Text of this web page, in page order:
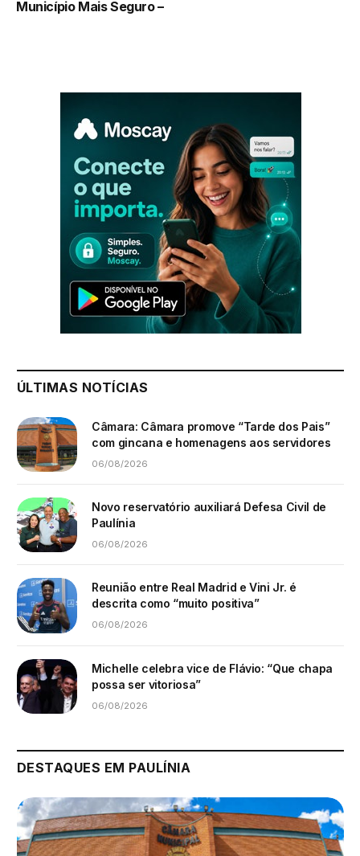
Município Mais Seguro –
ÚLTIMAS NOTÍCIAS
Câmara: Câmara promove “Tarde dos Pais”
com gincana e homenagens aos servidores
06/08/2026
Novo reservatório auxiliará Defesa Civil de
Paulínia
06/08/2026
Reunião entre Real Madrid e Vini Jr. é
descrita como “muito positiva”
06/08/2026
Michelle celebra vice de Flávio: “Que chapa
possa ser vitoriosa”
06/08/2026
DESTAQUES EM PAULÍNIA